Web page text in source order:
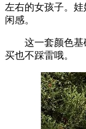
左右的女孩子。
闲感。
这一套颜色基础
买也不踩雷哦。